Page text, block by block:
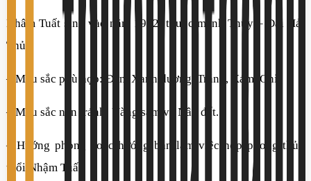
Nhâm Tuất sinh vào năm 1982, thuộc mệnh Thủy – Đại Hải
Thủy
– Màu sắc phù hợp: Đen, Xanh dương, Trắng, Xám, Ghi
– Màu sắc nên tránh: Vàng sậm và Nâu đất.
– Hướng phòng hoặc hướng bàn làm việc hợp phong thủy
tuổi Nhậm Tuất: